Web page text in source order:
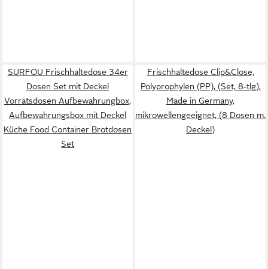
SURFOU Frischhaltedose 34er
Dosen Set mit Deckel
Vorratsdosen Aufbewahrungbox,
Aufbewahrungsbox mit Deckel
Küche Food Container Brotdosen
Set
Frischhaltedose Clip&Close,
Polyprophylen (PP), (Set, 8-tlg),
Made in Germany,
mikrowellengeeignet, (8 Dosen m.
Deckel)